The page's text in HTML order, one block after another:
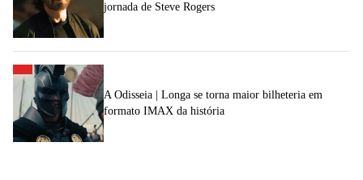
jornada de Steve Rogers
A Odisseia | Longa se torna maior bilheteria em
formato IMAX da história